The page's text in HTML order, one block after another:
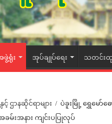
ဖွဲ့ရုံး အုပ်ချုပ်ရေး သတင်းထု
ဌာနဆိုင်ရာများ / ပဲခူးမြို့ ရွှေမော်
ခမ်းအနား ကျင်းပပြုလုပ်